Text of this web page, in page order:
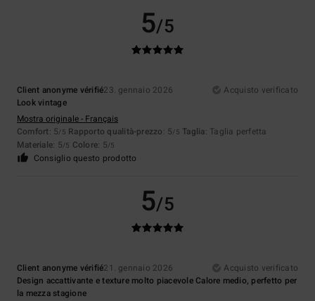
5/5
Client anonyme vérifié23. gennaio 2026
Acquisto verificato
Look vintage
Mostra originale - Français
Comfort: 5/5 Rapporto qualità-prezzo: 5/5 Taglia: Taglia perfetta
Materiale: 5/5 Colore: 5/5
Consiglio questo prodotto
5/5
Client anonyme vérifié21. gennaio 2026
Acquisto verificato
Design accattivante e texture molto piacevole Calore medio, perfetto per
la mezza stagione